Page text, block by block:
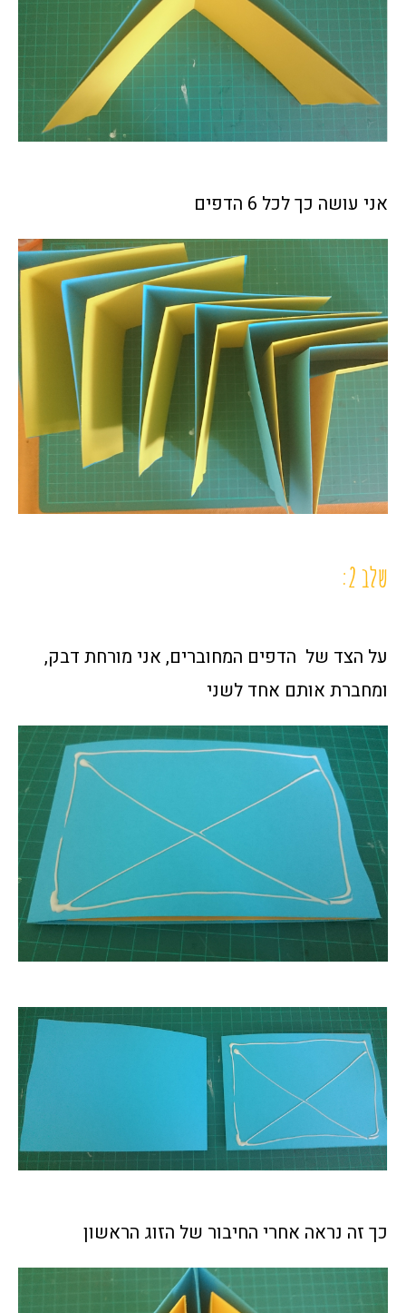
אני עושה כך לכל 6 הדפים
שלב 2:
על הצד של הדפים המחוברים, אני מורחת דבק,
ומחברת אותם אחד לשני
כך זה נראה אחרי החיבור של הזוג הראשון